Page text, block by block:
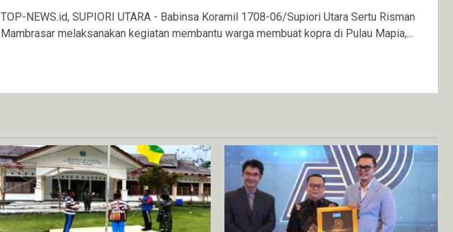
TOP-NEWS.id, SUPIORI UTARA - Babinsa Koramil 1708-06/Supiori Utara Sertu Risman
Mambrasar melaksanakan kegiatan membantu warga membuat kopra di Pulau Mapia,...